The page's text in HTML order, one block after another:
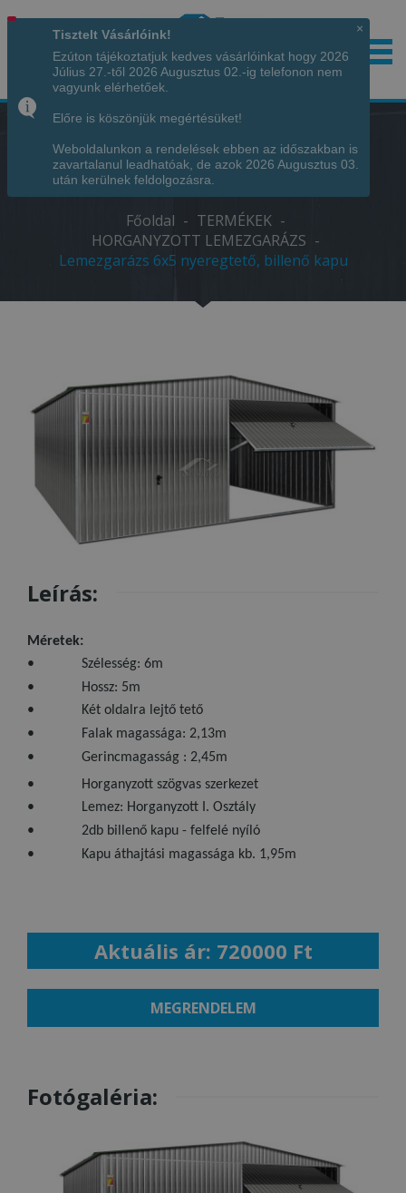
Hívjon minket!+36 70 7342034
LEMEZGARÁZS 6X5 NYEREGTETŐ,
BILLENŐ KAPU
Főoldal - TERMÉKEK -
HORGANYZOTT LEMEZGARÁZS -
Lemezgarázs 6x5 nyeregtető, billenő kapu
Leírás:
Méretek:
• Szélesség: 6m
• Hossz: 5m
• Két oldalra lejtő tető
• Falak magassága: 2,13m
• Gerincmagasság : 2,45m
• Horganyzott szögvas szerkezet
• Lemez: Horganyzott I. Osztály
• 2db billenő kapu - felfelé nyíló
• Kapu áthajtási magassága kb. 1,95m
Aktuális ár: 720000 Ft
MEGRENDELEM
Fotógaléria:
×
Tisztelt Vásárlóink!
Ezúton tájékoztatjuk kedves vásárlóinkat hogy 2026
Július 27.-től 2026 Augusztus 02.-ig telefonon nem
vagyunk elérhetőek.
Előre is köszönjük megértésüket!
Weboldalunkon a rendelések ebben az időszakban is
zavartalanul leadhatóak, de azok 2026 Augusztus 03.
után kerülnek feldolgozásra.